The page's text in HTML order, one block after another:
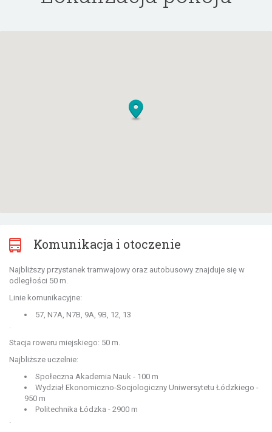
Komunikacja i otoczenie
Najbliższy przystanek tramwajowy oraz autobusowy znajduje się w
odległości 50 m.
Linie komunikacyjne:
57, N7A, N7B, 9A, 9B, 12, 13
.
Stacja roweru miejskiego: 50 m.
Najbliższe uczelnie:
Społeczna Akademia Nauk - 100 m
Wydział Ekonomiczno-Socjologiczny Uniwersytetu Łódzkiego -
950 m
Politechnika Łódzka - 2900 m
.